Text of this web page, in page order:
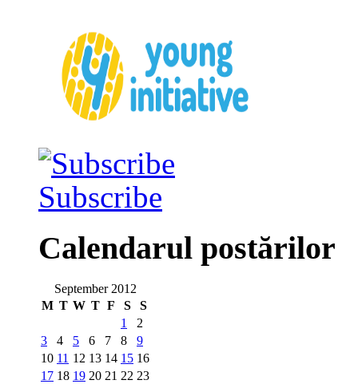
Subscribe
Calendarul postărilor
September 2012
M T W T F S
S
1
2
3
4 5 6 7 8
9
10 11 12 13 14 15 16
17 18 19 20 21 22 23